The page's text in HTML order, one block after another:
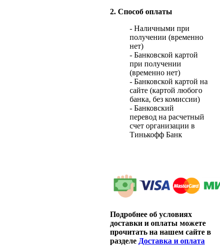
2. Способ оплаты
- Наличными при
получении (временно
нет)
- Банковской картой
при получении
(временно нет)
- Банковской картой на
сайте (картой любого
банка, без комиссии)
- Банковский
перевод на расчетный
счет организации в
Тинькофф Банк
Подробнее об условиях
доставки и оплаты можете
прочитать на нашем сайте в
разделе Доставка и оплата